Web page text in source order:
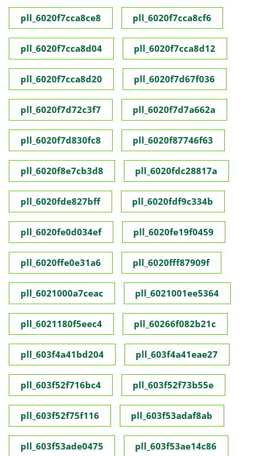
pll_6020f7cca8ce8 pll_6020f7cca8cf6
pll_6020f7cca8d04 pll_6020f7cca8d12
pll_6020f7cca8d20 pll_6020f7d67f036
pll_6020f7d72c3f7 pll_6020f7d7a662a
pll_6020f7d830fc8 pll_6020f87746f63
pll_6020f8e7cb3d8 pll_6020fdc28817a
pll_6020fde827bff pll_6020fdf9c334b
pll_6020fe0d034ef pll_6020fe19f0459
pll_6020ffe0e31a6 pll_6020fff87909f
pll_6021000a7ceac pll_6021001ee5364
pll_6021180f5eec4 pll_60266f082b21c
pll_603f4a41bd204 pll_603f4a41eae27
pll_603f52f716bc4 pll_603f52f73b55e
pll_603f52f75f116 pll_603f53adaf8ab
pll_603f53ade0475 pll_603f53ae14c86